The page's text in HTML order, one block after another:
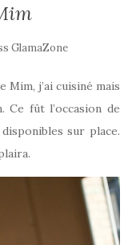
GlamaZone
j’ai cuisiné mais
Ce fût l’occasion de
sur place.